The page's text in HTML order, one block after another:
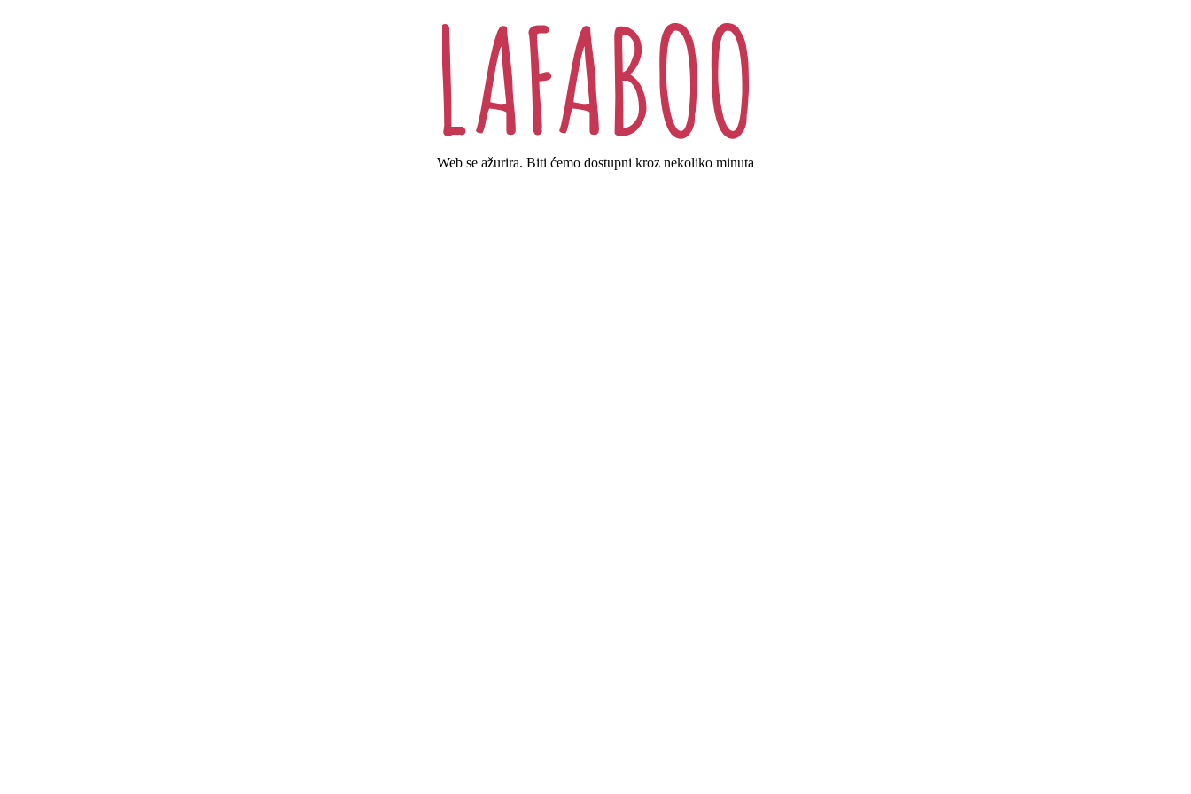
Web se ažurira. Biti ćemo dostupni kroz nekoliko minuta